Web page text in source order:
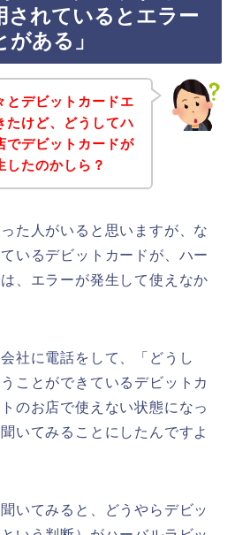
されているとエラー
ある」
とデビットカードエ
たけど、どうしてハ
でデビットカードが
したのかしら？
た人がいると思いますが、な
いるデビットカードが、ハー
、エラーが発生して使えなか
社に電話をして、「どうし
ことができているデビットカ
のお店で使えない状態になっ
いてみることにしたんですよ
いてみると、どうやらデビッ